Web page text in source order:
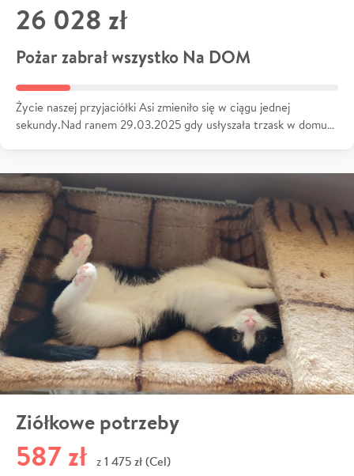
26 028 zł
Pożar zabrał wszystko Na DOM
Życie naszej przyjaciółki Asi zmieniło się w ciągu jednej
sekundy.Nad ranem 29.03.2025 gdy usłyszała trzask w domu…
Ziółkowe potrzeby
587 zł z 1 475 zł (Cel)